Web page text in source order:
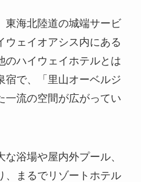
東海北陸道の城端サービ
ウェイオアシス内にある
のハイウェイホテルとは
宿で、「里山オーベルジ
一流の空間が広がってい
浴場や屋内外プール、
、まるでリゾートホテル